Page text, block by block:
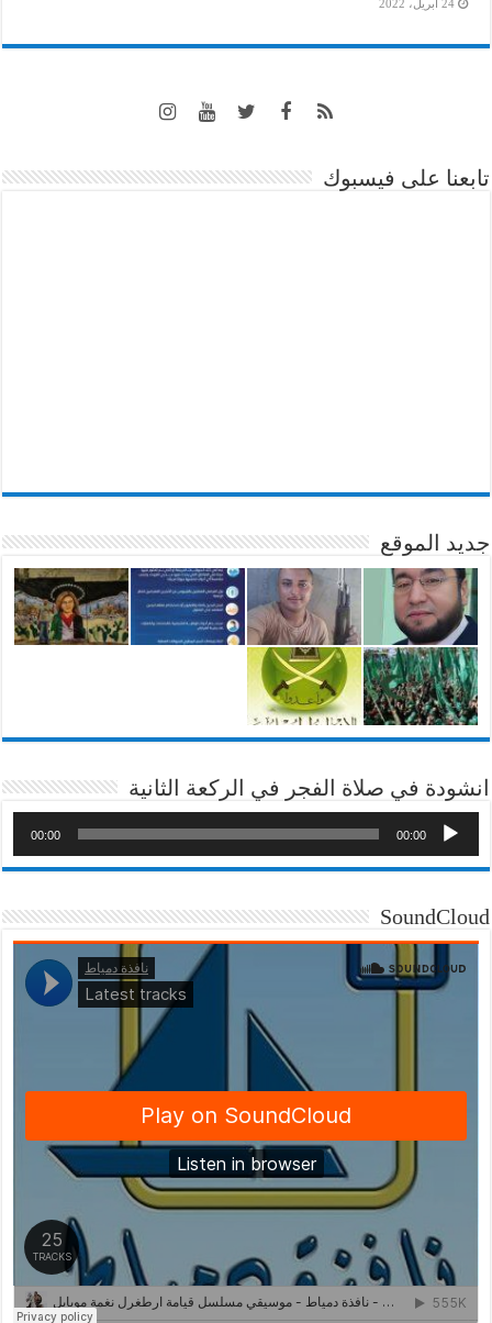
24 أبريل، 2022
تابعنا على فيسبوك
جديد الموقع
انشودة في صلاة الفجر في الركعة الثانية
00:00
00:00
SoundCloud